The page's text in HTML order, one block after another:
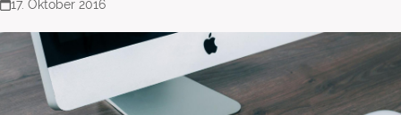
17. Oktober 2016